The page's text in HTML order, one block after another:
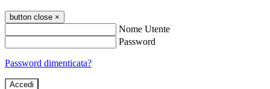
button close ×
Nome Utente
Password
Password dimenticata?